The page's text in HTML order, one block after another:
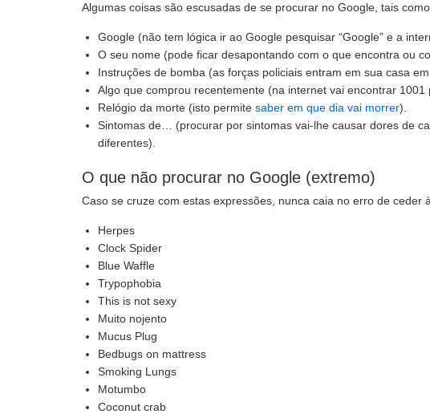
Algumas coisas são escusadas de se procurar no Google, tais
Google (não tem lógica ir ao Google pesquisar “Google” e a
O seu nome (pode ficar desapontando com o que encontra ou
Instruções de bomba (as forças policiais entram em sua casa
Algo que comprou recentemente (na internet vai encontrar 1001
Relógio da morte (isto permite saber em que dia vai morrer).
Sintomas de… (procurar por sintomas vai-lhe causar dores de
diferentes).
O que não procurar no Google (extremo)
Caso se cruze com estas expressões, nunca caia no erro de ceder
Herpes
Clock Spider
Blue Waffle
Trypophobia
This is not sexy
Muito nojento
Mucus Plug
Bedbugs on mattress
Smoking Lungs
Motumbo
Coconut crab